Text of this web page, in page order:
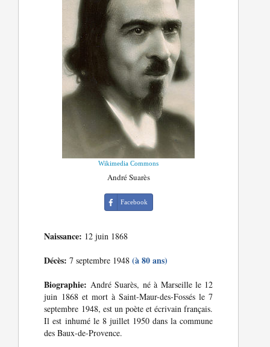
Wikimedia Commons
André Suarès
Facebook
Naissance: 12 juin 1868
Décès: 7 septembre 1948(à 80 ans)
Biographie: André Suarès, né à Marseille le 12
juin 1868 et mort à Saint-Maur-des-Fossés le 7
septembre 1948, est un poète et écrivain français.
Il est inhumé le 8 juillet 1950 dans la commune
des Baux-de-Provence.